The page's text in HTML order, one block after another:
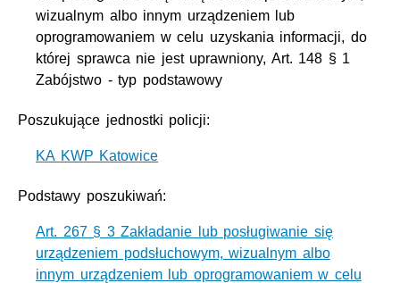
wizualnym albo innym urządzeniem lub
oprogramowaniem w celu uzyskania informacji, do
której sprawca nie jest uprawniony, Art. 148 § 1
Zabójstwo - typ podstawowy
Poszukujące jednostki policji:
KA KWP Katowice
Podstawy poszukiwań:
Art. 267 § 3 Zakładanie lub posługiwanie się
urządzeniem podsłuchowym, wizualnym albo
innym urządzeniem lub oprogramowaniem w celu